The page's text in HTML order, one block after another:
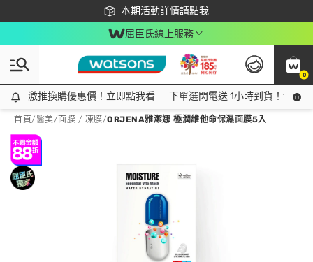
本期活動詳情請點我
下載app最高回饋$350
屈臣氏線上服務
0
激推換購優惠價！立即點我看
激推換購優惠價！立即點我看 下單選閃電送 1小時到貨！領神
首頁/醫美/面膜 / 凍膜/ORJENA雅潔娜 極潤維他命保濕面膜5入